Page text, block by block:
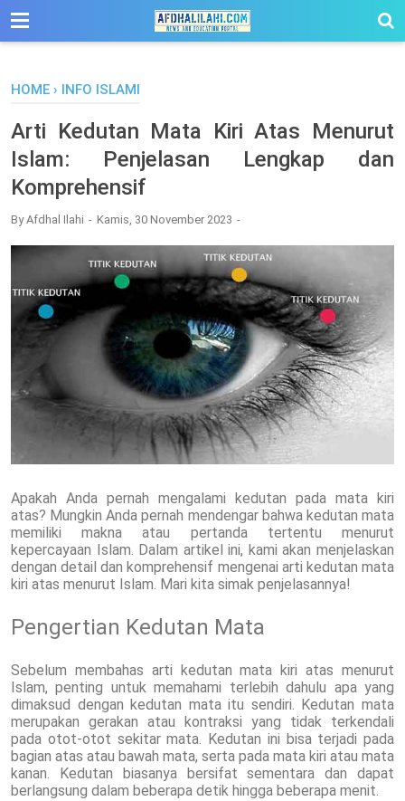
-->
HOME › INFO ISLAMI
Arti Kedutan Mata Kiri Atas Menurut
Islam: Penjelasan Lengkap dan
Komprehensif
ByAfdhal Ilahi Kamis, 30 November 2023
Apakah Anda pernah mengalami kedutan pada mata kiri
atas? Mungkin Anda pernah mendengar bahwa kedutan mata
memiliki makna atau pertanda tertentu menurut
kepercayaan Islam. Dalam artikel ini, kami akan menjelaskan
dengan detail dan komprehensif mengenai arti kedutan mata
kiri atas menurut Islam. Mari kita simak penjelasannya!
Pengertian Kedutan Mata
Sebelum membahas arti kedutan mata kiri atas menurut
Islam, penting untuk memahami terlebih dahulu apa yang
dimaksud dengan kedutan mata itu sendiri. Kedutan mata
merupakan gerakan atau kontraksi yang tidak terkendali
pada otot-otot sekitar mata. Kedutan ini bisa terjadi pada
bagian atas atau bawah mata, serta pada mata kiri atau mata
kanan. Kedutan biasanya bersifat sementara dan dapat
berlangsung dalam beberapa detik hingga beberapa menit.